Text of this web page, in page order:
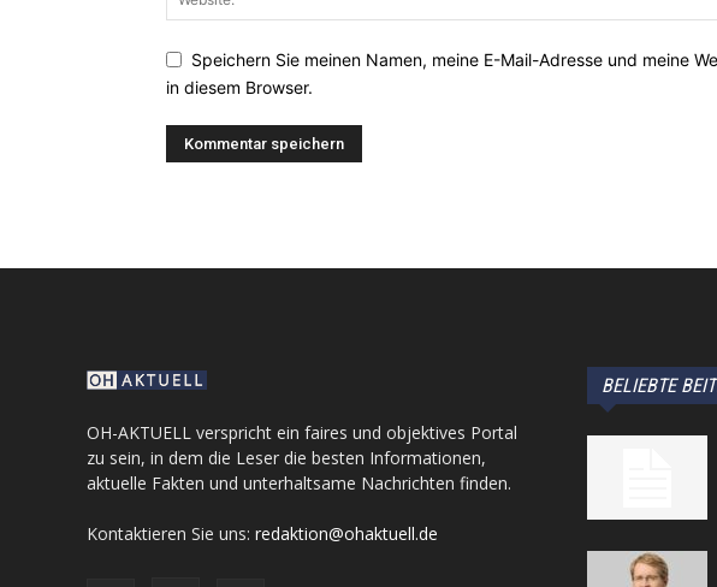
Speichern Sie meinen Namen, meine E-Mail-Adresse und meine
in diesem Browser.
OH-AKTUELL verspricht ein faires und objektives Portal
zu sein, in dem die Leser die besten Informationen,
aktuelle Fakten und unterhaltsame Nachrichten finden.
Kontaktieren Sie uns: redaktion@ohaktuell.de
BELIEBTE